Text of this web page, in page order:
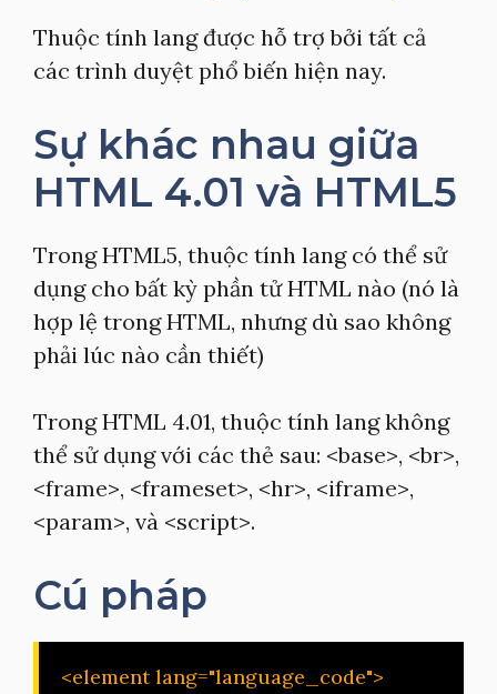
Thuộc tính lang được hỗ trợ bởi tất cả
các trình duyệt phổ biến hiện nay.
Sự khác nhau giữa
HTML 4.01 và HTML5
Trong HTML5, thuộc tính lang có thể sử
dụng cho bất kỳ phần tử HTML nào (nó là
hợp lệ trong HTML, nhưng dù sao không
phải lúc nào cần thiết)
Trong HTML 4.01, thuộc tính lang không
thể sử dụng với các thẻ sau: <base>, <br>,
<frame>, <frameset>, <hr>, <iframe>,
<param>, và <script>.
Cú pháp
<element lang="language_code">